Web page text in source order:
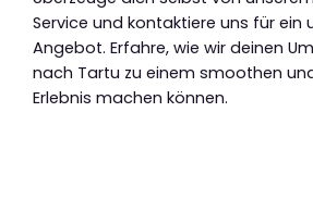
Service und kontaktiere uns für ein
Angebot. Erfahre, wie wir deinen
nach Tartu zu einem smoothen
Erlebnis machen können.